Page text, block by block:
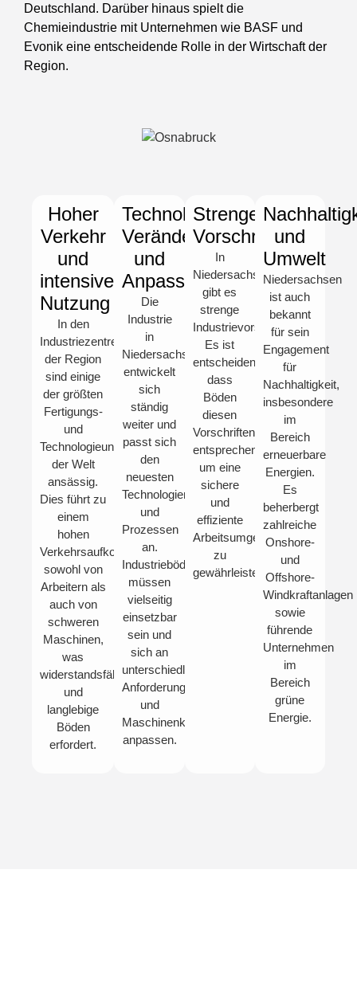
Deutschland. Darüber hinaus spielt die
Chemieindustrie mit Unternehmen wie BASF und
Evonik eine entscheidende Rolle in der Wirtschaft der
Region.
Hoher
Verkehr
und
intensive
Nutzung
In den
Industriezentren
der Region
sind einige
der größten
Fertigungs-
und
Technologieunternehmen
der Welt
ansässig.
Dies führt zu
einem
hohen
Verkehrsaufkommen,
sowohl von
Arbeitern als
auch von
schweren
Maschinen,
was
widerstandsfähige
und
langlebige
Böden
erfordert.
Technologische
Veränderungen
und
Anpassungsfähigkeit
Die
Industrie
in
Niedersachsen
entwickelt
sich
ständig
weiter und
passt sich
den
neuesten
Technologien
und
Prozessen
an.
Industrieböden
müssen
vielseitig
einsetzbar
sein und
sich an
unterschiedliche
Anforderungen
und
Maschinenkonfigurationen
anpassen.
Strenge
Vorschriften
In
Niedersachsen
gibt es
strenge
Industrievorschriften.
Es ist
entscheidend,
dass
Böden
diesen
Vorschriften
entsprechen,
um eine
sichere
und
effiziente
Arbeitsumgebung
zu
gewährleisten.
und
Umwelt
Niedersachsen
ist auch
bekannt
für sein
Engagement
für
Nachhaltigkeit,
insbesondere
im
Bereich
erneuerbare
Energien.
Es
beherbergt
zahlreiche
Onshore-
und
Offshore-
Windkraftanlagen
sowie
führende
Unternehmen
im
Bereich
grüne
Energie.